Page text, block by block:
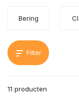
Bering
Filter
11 producten